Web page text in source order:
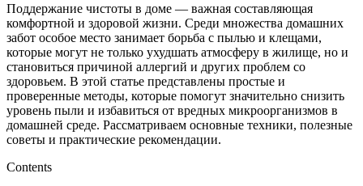
Поддержание чистоты в доме — важная составляющая
комфортной и здоровой жизни. Среди множества домашних
забот особое место занимает борьба с пылью и клещами,
которые могут не только ухудшать атмосферу в жилище, но и
становиться причиной аллергий и других проблем со
здоровьем. В этой статье представлены простые и
проверенные методы, которые помогут значительно снизить
уровень пыли и избавиться от вредных микроорганизмов в
домашней среде. Рассматриваем основные техники, полезные
советы и практические рекомендации.
Contents